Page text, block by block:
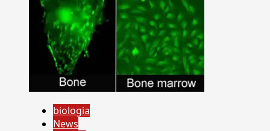
biologia
News